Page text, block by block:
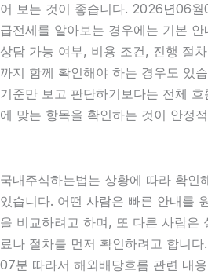
어 보는 것이 좋습니다. 2026년06
급전세를 알아보는 경우에는 기본
상담 가능 여부, 비용 조건, 진행 절
까지 함께 확인해야 하는 경우도 있
기준만 보고 판단하기보다는 전체
에 맞는 항목을 확인하는 것이 안정
국내주식하는법는 상황에 따라 확인
있습니다. 어떤 사람은 빠른 안내를
을 비교하려고 하며, 또 다른 사람은
료나 절차를 먼저 확인하려고 합니
07분 따라서 해외배당흐름 관련 내